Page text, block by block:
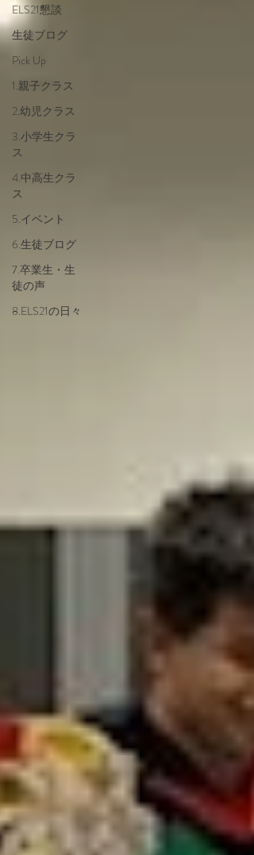
ELS21懇談
生徒ブログ
Pick Up
1.親子クラス
2.幼児クラス
3.小学生クラ
ス
4.中高生クラ
ス
5.イベント
6.生徒ブログ
7.卒業生・生
徒の声
8.ELS21の日々